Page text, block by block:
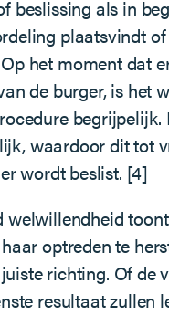
beslissing als in
plaatsvindt
het moment dat
de burger,is het
begrijpelijk.
waardoor dit tot
wordt beslist. [4]
welwillendheid
optreden te
richting. Of de
resultaat zullen